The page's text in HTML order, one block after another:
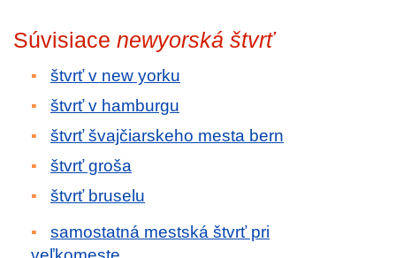
Súvisiace newyorská štvrť
štvrť v new yorku
štvrť v hamburgu
štvrť švajčiarskeho mesta bern
štvrť groša
štvrť bruselu
samostatná mestská štvrť pri